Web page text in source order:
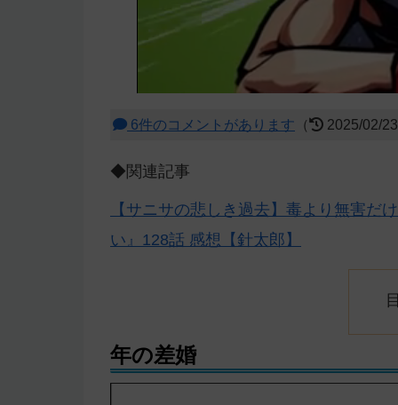
6件のコメントがあります （ 2025/02/
◆関連記事
【サニサの悲しき過去】毒より無害だ
い』128話 感想【針太郎】
年の差婚